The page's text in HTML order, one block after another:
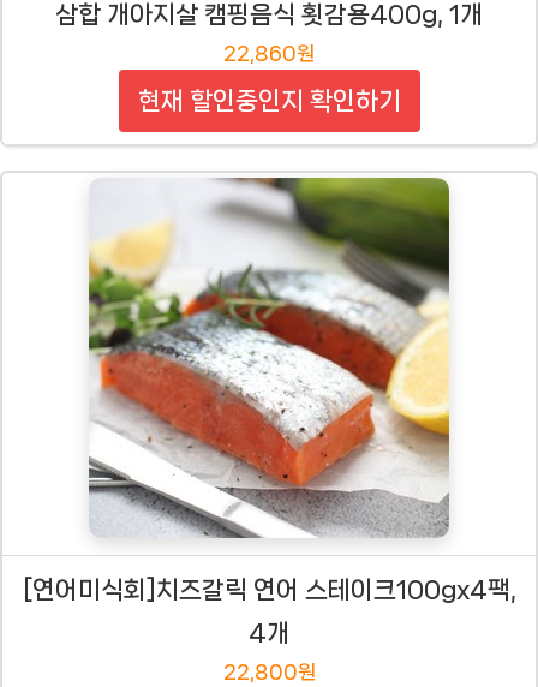
삼합 개아지살 캠핑음식 횟감용400g, 1개
22,860원
현재 할인중인지 확인하기
[연어미식회]치즈갈릭 연어 스테이크100gx4팩,
4개
22,800원